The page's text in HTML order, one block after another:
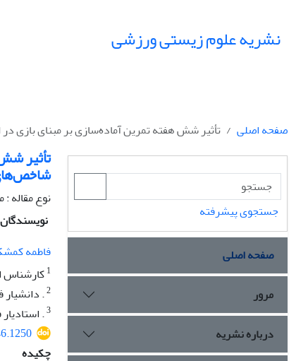
نشریه علوم زیستی ورزشی
صفحه اصلی تأثیر شش هفته تمرین آماده‌سازی بر مبنای بازی
تأثیر
نوع مقاله
نویسندگان
فاطمه
1کارشناس
2
.
3
.
چکیده
جستجوی پیشرفته
صفحه اصلی
مرور
درباره نشریه